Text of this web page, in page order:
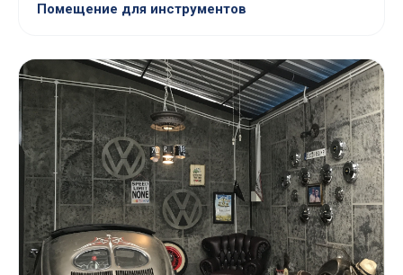
Помещение для инструментов